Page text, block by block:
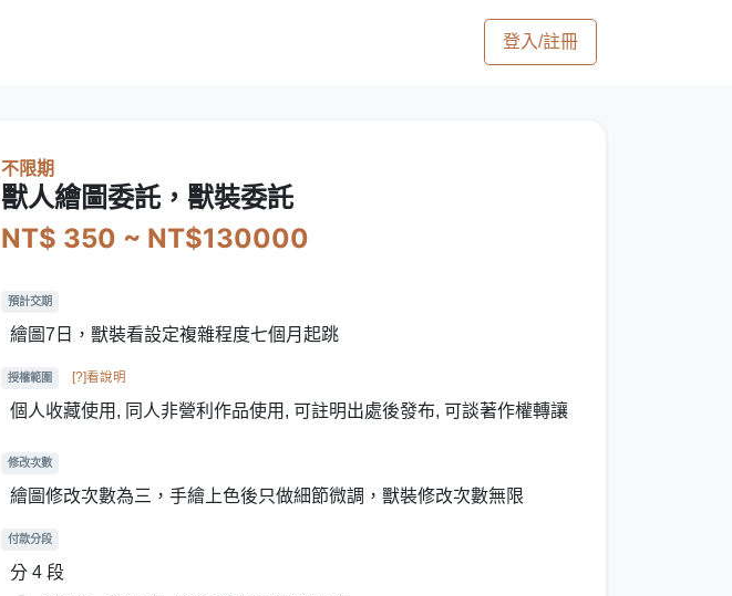
登入/註冊
不限期
獸人繪圖委託，獸裝委託
NT$ 350 ~ NT$130000
預計交期
繪圖7日，獸裝看設定複雜程度七個月起跳
授權範圍 [?]看說明
個人收藏使用, 同人非營利作品使用, 可註明出處後發布, 可談著作權轉讓
修改次數
繪圖修改次數為三，手繪上色後只做細節微調，獸裝修改次數無限
付款分段
分 4 段